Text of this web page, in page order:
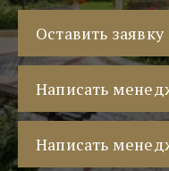
Оставить заявку
Написать
Написать